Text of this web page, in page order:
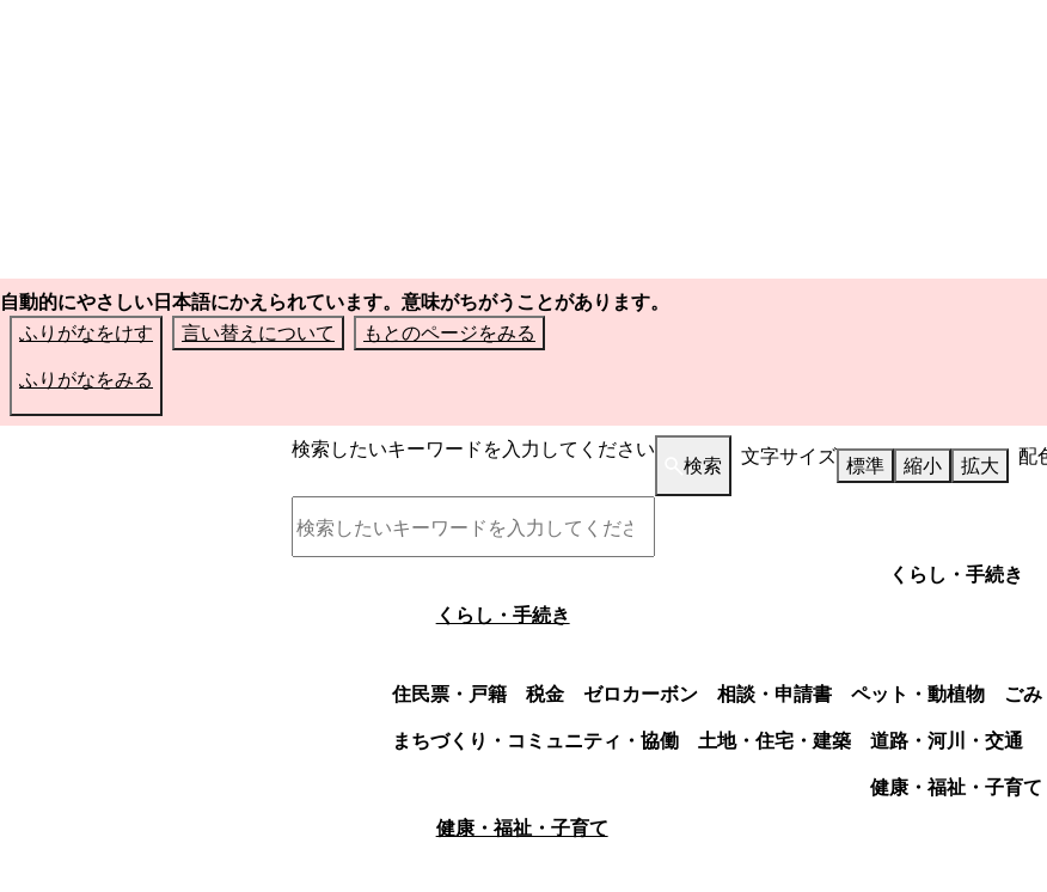
自動的にやさしい日本語にかえられています。意味がちがうことがあります。
ふりがなをけす
ふりがなをみる
言い替えについて もとのページをみる
検索したいキーワードを入力してください
検索 文字サイズ 標準 縮小 拡大 配
くらし・手続き
くらし・手続き
住民票・戸籍 税金 ゼロカーボン 相談・申請書 ペット・動植物 ごみ
まちづくり・コミュニティ・協働
土地・住宅・建築
道路・河川・交通
健康・福祉・子育て
健康・福祉・子育て